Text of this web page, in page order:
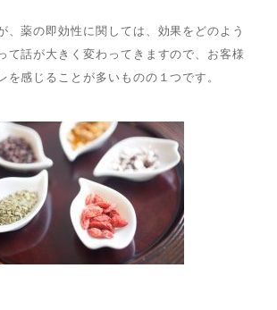
、薬の即効性に関しては、効果をどのよう
て話が大きく変わってきますので、お客様
を感じることが多いものの１つです。